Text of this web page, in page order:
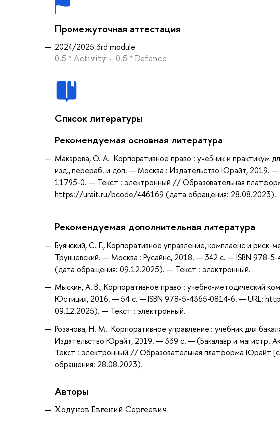
Промежуточная аттестация
2024/2025 3rd module
0.5 * Activity + 0.5 * Defence
Список литературы
Рекомендуемая основная литература
Макарова, О. А. Корпоративное право : учебник и практикум
изд., перераб. и доп. — Москва : Издательство Юрайт, 2019.
11795-0. — Текст : электронный // Образовательная
https://urait.ru/bcode/446169 (дата обращения: 28.08.2023).
Рекомендуемая дополнительная литература
Буянский, С. Г., Корпоративное управление, комплаенс и
Трунцевский. — Москва : Русайнс, 2018. — 342 с. — ISBN
(дата обращения: 09.12.2025). — Текст : электронный.
Мыскин, А. В., Корпоративное право : учебно-методический
Юстиция, 2016. — 54 с. — ISBN 978-5-4365-0814-6. — URL:
09.12.2025). — Текст : электронный.
Розанова, Н. М. Корпоративное управление : учебник для
Издательство Юрайт, 2019. — 339 с. — (Бакалавр и магистр.
Текст : электронный // Образовательная платформа
обращения: 28.08.2023).
Авторы
Ходунов Евгений Сергеевич